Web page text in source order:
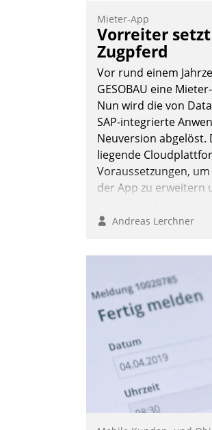
Teilnehmer
innovative Cloud-
Lösungen mit hohem
Andreas Lerchner
Mieter-App
Vorreiter
Zugpferd
Vor rund einem
GESOBAU eine
Nun wird die von
SAP-integrierte
Neuversion abgelöst.
liegende
Voraussetzungen,
der App zu erweitern
in SAP zu integrieren.
Andreas Lerchner